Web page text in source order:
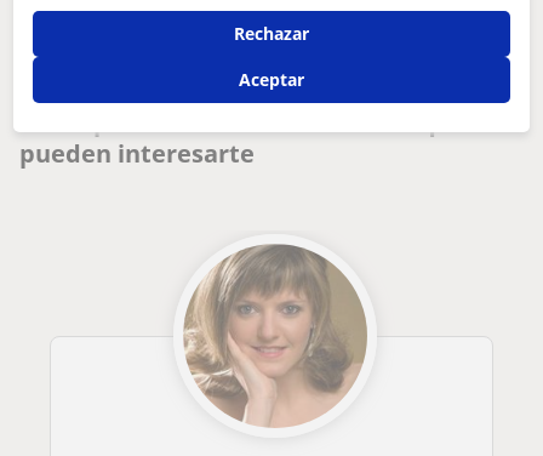
Tus clases particulares
profesor de piano ofrece clases para todas las edades online
pueden interesarte
Rechazar
Aceptar